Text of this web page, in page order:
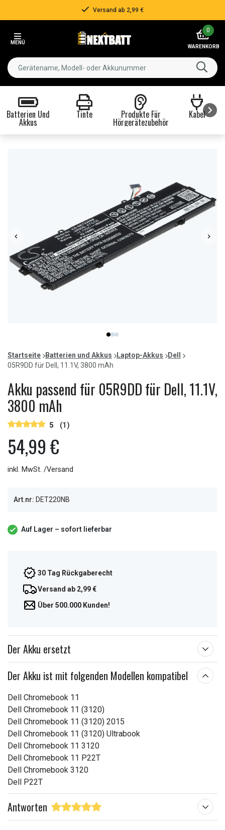
Versand ab 2,99 €
MENÜ
0
WARENKORB
Batterien Und
Akkus
Tinte Produkte Für
Hörgerätezubehör
Kabel
item
0
item
1
item
2
of
3
Startseite Batterien und Akkus Laptop-Akkus
Dell
05R9DD für Dell, 11.1V, 3800 mAh
Akku passend für 05R9DD für Dell, 11.1V,
3800 mAh
5 (1)
54,99 €
inkl. MwSt. /Versand
Art.nr: DET220NB
Auf Lager – sofort lieferbar
30 Tag Rückgaberecht
Versand ab 2,99 €
Über 500.000 Kunden!
Der Akku ersetzt
Der Akku ist mit folgenden Modellen kompatibel
Dell Chromebook 11
Dell Chromebook 11 (3120)
Dell Chromebook 11 (3120) 2015
Dell Chromebook 11 (3120) Ultrabook
Dell Chromebook 11 3120
Dell Chromebook 11 P22T
Dell Chromebook 3120
Dell P22T
Antworten